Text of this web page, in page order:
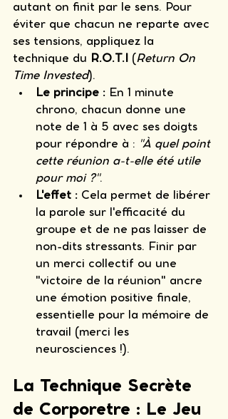
autant on finit par le sens. Pour
éviter que chacun ne reparte avec
ses tensions, appliquez la
technique du
R.O.T.I ( Return On
Time Invested).
Le principe : En 1 minute
chrono, chacun donne une
note de 1 à 5 avec ses doigts
pour répondre à : "À quel point
cette réunion a-t-elle été utile
pour moi ?".
L'effet : Cela permet de libérer
la parole sur l'efficacité du
groupe et de ne pas laisser de
non-dits stressants. Finir par
un merci collectif ou une
"victoire de la réunion" ancre
une émotion positive finale,
essentielle pour la mémoire de
travail (merci les
neurosciences !).
La Technique Secrète
de Corporetre : Le Jeu